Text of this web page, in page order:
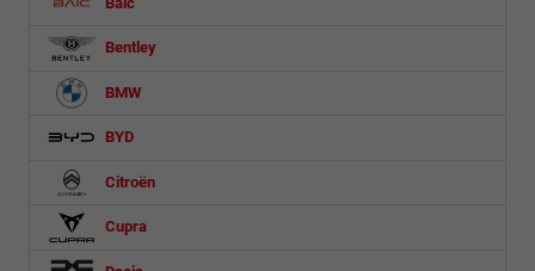
Bentley
BMW
BYD
Citroën
Cupra